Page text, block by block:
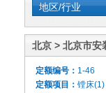
地区/行业
北京 > 北京市安
定额编号： 1-46
定额项目： 镗床(1)